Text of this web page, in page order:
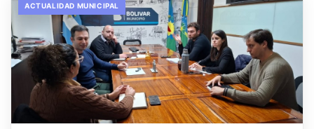
ACTUALIDAD MUNICIPAL